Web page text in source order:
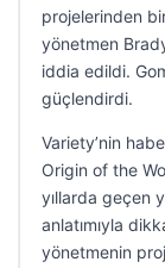
projelerinden
yönetmen
iddia edildi.
güçlendirdi.
Variety’nin
Origin of the
yıllarda geçen
anlatımıyla
yönetmenin